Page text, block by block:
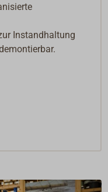
Instandhaltung